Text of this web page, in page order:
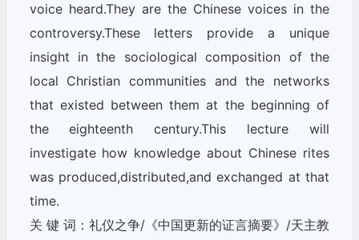
voice heard.They are the Chinese voices in the
controversy.These letters provide a unique
insight in the sociological composition of the
local Christian communities and the networks
that existed between them at the beginning of
the eighteenth century.This lecture will
investigate how knowledge about Chinese rites
was produced,distributed,and exchanged at that
time.
关 键 词：礼仪之争/《中国更新的证言摘要》/天主教